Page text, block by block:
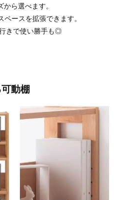
ら選べます。
ースを拡張できます。
きで使い勝手も◎
動棚